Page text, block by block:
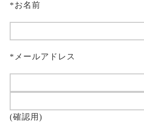
*お名前
*メールアドレス
(確認用)